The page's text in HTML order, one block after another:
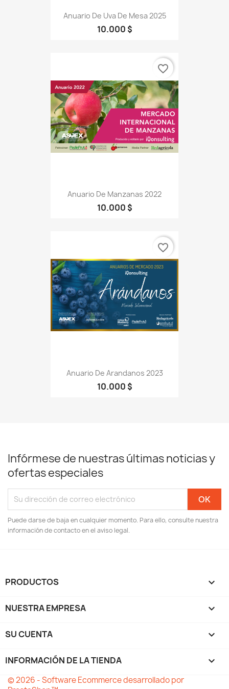
Anuario De Uva De Mesa 2025
10.000 $
Anuario De Manzanas 2022
10.000 $
favorite_border
Anuario De Arandanos 2023
10.000 $
favorite_border
Infórmese de nuestras últimas noticias y
ofertas especiales
Puede darse de baja en cualquier momento. Para ello, consulte nuestra
información de contacto en el aviso legal.
PRODUCTOS 
NUESTRA EMPRESA 
SU CUENTA 
INFORMACIÓN DE LA TIENDA keyboard_arrow_down
© 2026 - Software Ecommerce desarrollado por